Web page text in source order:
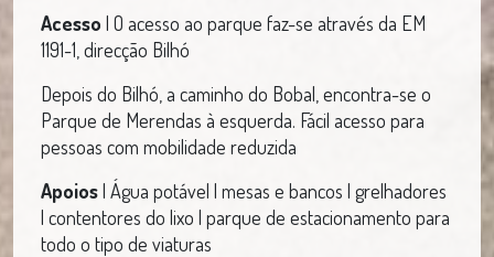
Acesso | O acesso ao parque faz-se através da EM
1191-1, direcção Bilhó
Depois do Bilhó, a caminho do Bobal, encontra-se o
Parque de Merendas à esquerda. Fácil acesso para
pessoas com mobilidade reduzida
Apoios| Água potável | mesas e bancos | grelhadores
| contentores do lixo | parque de estacionamento para
todo o tipo de viaturas